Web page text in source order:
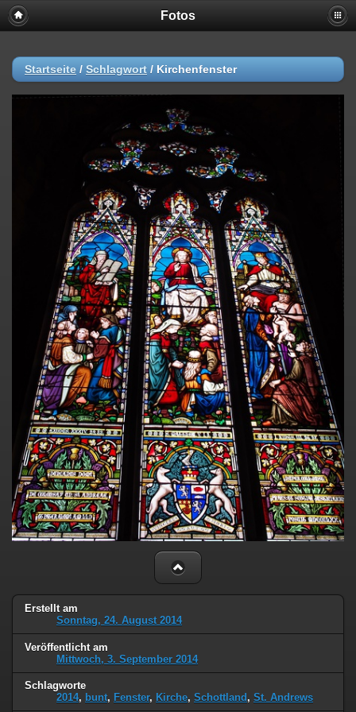
Fotos
Startseite / Schlagwort / Kirchenfenster
Erstellt am
Sonntag, 24. August 2014
Veröffentlicht am
Mittwoch, 3. September 2014
Schlagworte
2014, bunt, Fenster, Kirche, Schottland , St. Andrews